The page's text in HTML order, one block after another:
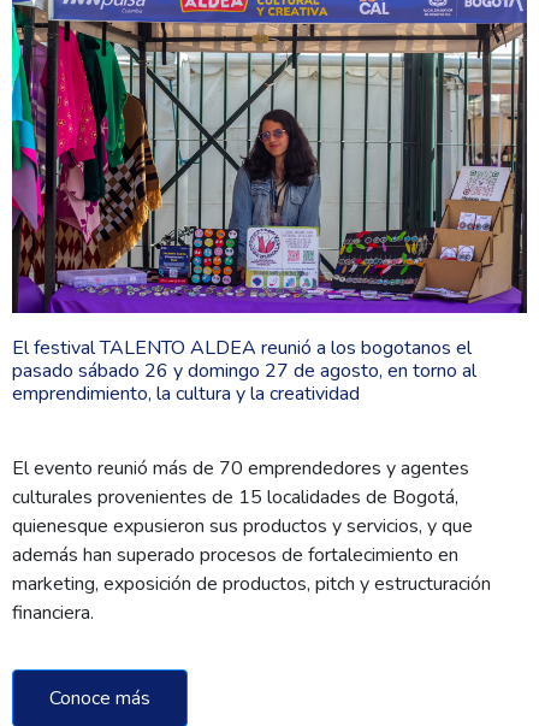
El festival TALENTO ALDEA reunió a los bogotanos el
pasado sábado 26 y domingo 27 de agosto, en torno al
emprendimiento, la cultura y la creatividad
El evento reunió más de 70 emprendedores y agentes
culturales provenientes de 15 localidades de Bogotá,
quienesque expusieron sus productos y servicios, y que
además han superado procesos de fortalecimiento en
marketing, exposición de productos, pitch y estructuración
financiera.
Conoce más